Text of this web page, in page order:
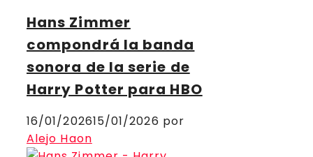
Hans Zimmer
compondrá la banda
sonora de la serie de
Harry Potter para HBO
16/01/202615/01/2026 por
Alejo Haon